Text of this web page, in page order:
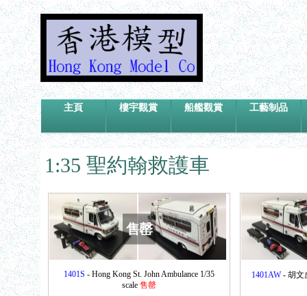
主頁 樓宇觀賞 船艦觀賞 工藝制品
1:35 聖約翰救護車
1401S - Hong Kong St. John Ambulance 1/35
scale 售罄
售罄
1401AW- 胡文